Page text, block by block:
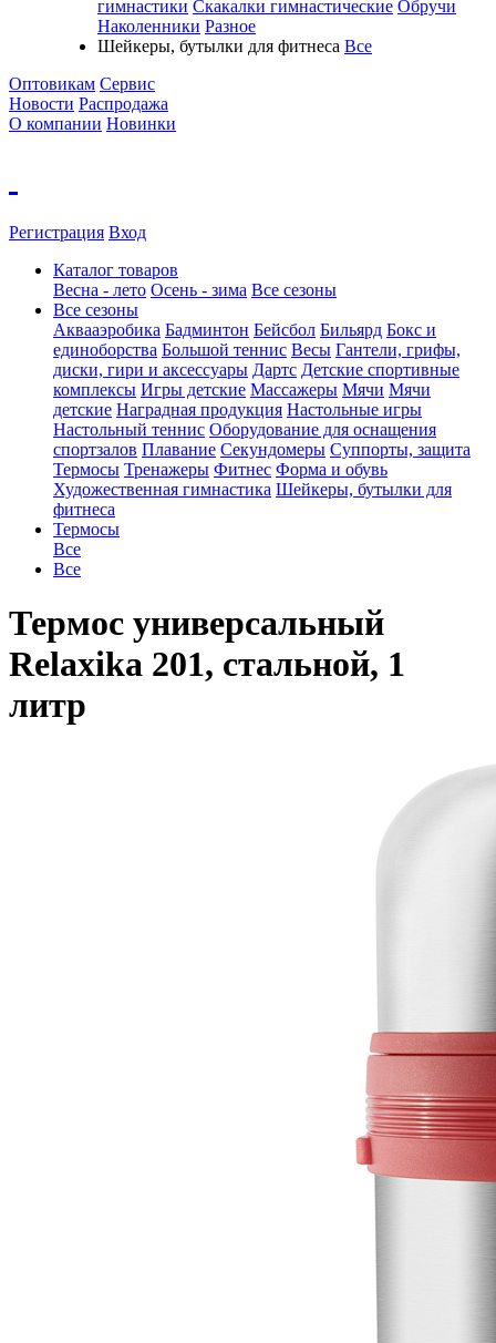
гимнастики Скакалки гимнастические Обручи
Наколенники Разное
Шейкеры, бутылки для фитнеса Все
Оптовикам Сервис
Новости Распродажа
О компании Новинки
Регистрация Вход
Каталог товаров
Весна - лето Осень - зима Все сезоны
Все сезоны
Аквааэробика Бадминтон Бейсбол Бильярд Бокс и
единоборства Большой теннис Весы Гантели, грифы,
диски, гири и аксессуары Дартс Детские спортивные
комплексы Игры детские Массажеры Мячи Мячи
детские Наградная продукция Настольные игры
Настольный теннис Оборудование для оснащения
спортзалов Плавание Секундомеры Суппорты, защита
Термосы Тренажеры Фитнес Форма и обувь
Художественная гимнастика Шейкеры, бутылки для
фитнеса
Термосы
Все
Все
Термос универсальный
Relaxika 201, стальной, 1
литр